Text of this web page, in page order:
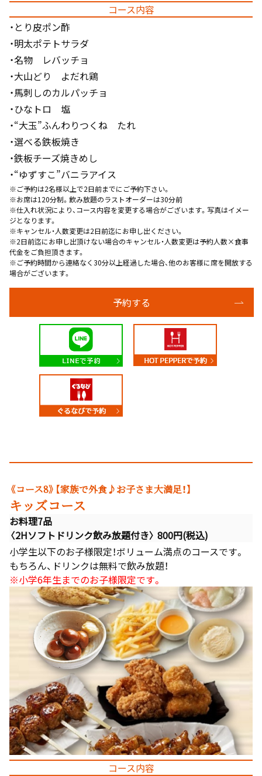
コース内容
・とり皮ポン酢
・明太ポテトサラダ
・名物 レバッチョ
・大山どり よだれ鶏
・馬刺しのカルパッチョ
・ひなトロ 塩
・“大玉”ふんわりつくね たれ
・選べる鉄板焼き
・鉄板チーズ焼きめし
・“ゆずすこ”バニラアイス
※ご予約は2名様以上で2日前までにご予約下さい。
※お席は120分制。飲み放題のラストオーダーは30分前
※仕入れ状況により、コース内容を変更する場合がございます。写真はイメー
ジとなります。
※キャンセル・人数変更は2日前迄にお申し出ください。
※2日前迄にお申し出頂けない場合のキャンセル・人数変更は予約人数×食事
代金をご負担頂きます。
※ご予約時間から連絡なく30分以上経過した場合、他のお客様に席を開放する
場合がございます。
予約する
《コース8》【家族で外食♪お子さま大満足！】
キッズコース
お料理7品
〈2Hソフトドリンク飲み放題付き〉 800円(税込)
小学生以下のお子様限定！ボリューム満点のコースです。
もちろん、ドリンクは無料で飲み放題！
※小学6年生までのお子様限定です。
コース内容